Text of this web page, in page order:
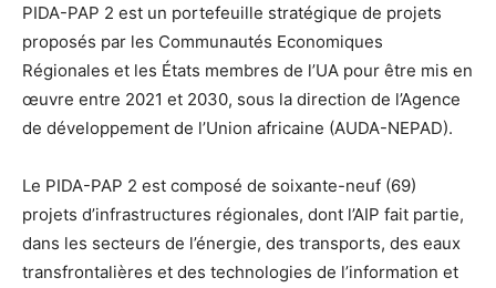
PIDA-PAP 2 est un portefeuille stratégique de projets
proposés par les Communautés Economiques
Régionales et les États membres de l’UA pour être mis en
œuvre entre 2021 et 2030, sous la direction de l’Agence
de développement de l’Union africaine (AUDA-NEPAD).
Le PIDA-PAP 2 est composé de soixante-neuf (69)
projets d’infrastructures régionales, dont l’AIP fait partie,
dans les secteurs de l’énergie, des transports, des eaux
transfrontalières et des technologies de l’information et